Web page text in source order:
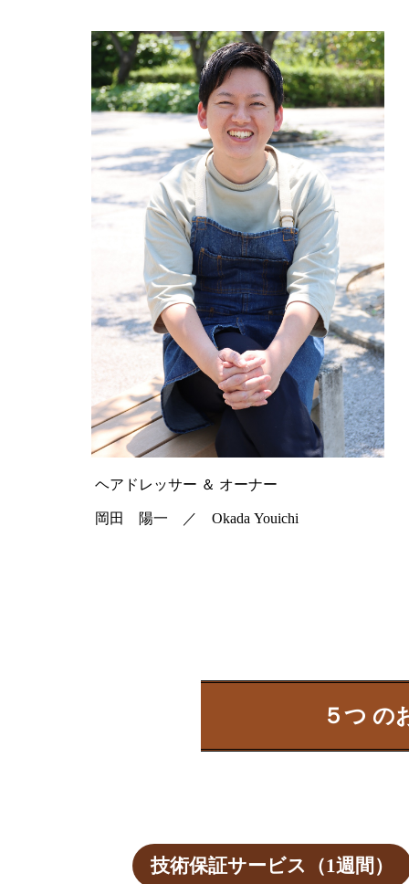
ヘアドレッサー ＆ オーナー
岡田 陽一 ／ Okada Youichi
５つ の
技術保証サービス（1週間）